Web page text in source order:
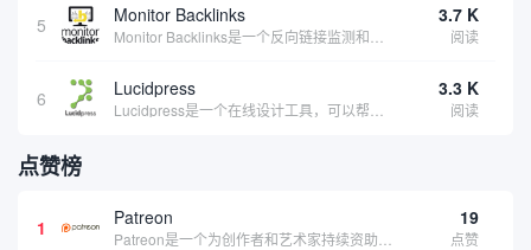
5 Monitor Backlinks 3.7 K
阅读
6 Lucidpress 3.3 K
阅读
点赞榜
1 Patreon 19
点赞